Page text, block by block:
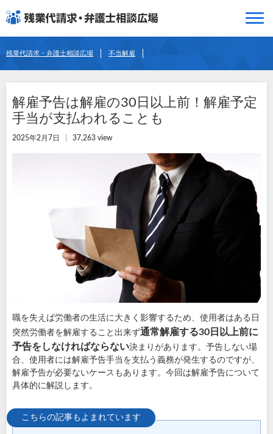
残業代請求・弁護士相談広場 不当解雇
解雇予告は解雇の30日以上前！解雇予定
手当が支払われることも
2025年2月7日 37,263 view
職を失えば労働者の生活に大きく影響するため、使用者はある日
突然労働者を解雇すること出来ず通常解雇する30日以上前に
予告をしなければならない決まりがあります。予告しない場
合、使用者には解雇予告手当を支払う義務が発生するのですが、
解雇予告が必要ないケースもあります。今回は解雇予告について
具体的に解説します。